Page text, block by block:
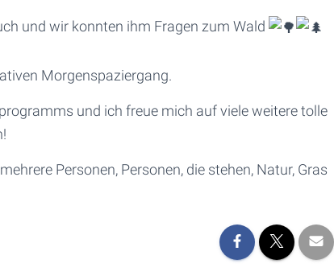
und wir konnten ihm Fragen zum Wald
Morgenspaziergang.
und ich freue mich auf viele weitere tolle